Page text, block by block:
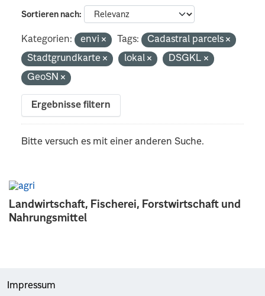
Landwirtschaft, Fischerei, Forstwirtschaft und
Nahrungsmittel
Sortieren nach
Kategorien: envi Tags:
Cadastral parcels
Stadtgrundkarte
lokal
DSGKL
GeoSN
Ergebnisse filtern
Bitte versuch es mit einer anderen Suche.
Impressum